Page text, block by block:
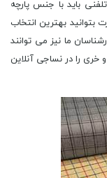
باید با جنس پارچه
بتوانید بهترین انتخاب
ما نیز می توانند
خری را در نساجی آنلاین